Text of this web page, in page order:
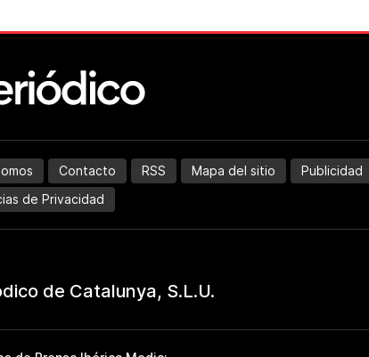
Contacto RSS Mapa del sitio Publicidad
de Privacidad